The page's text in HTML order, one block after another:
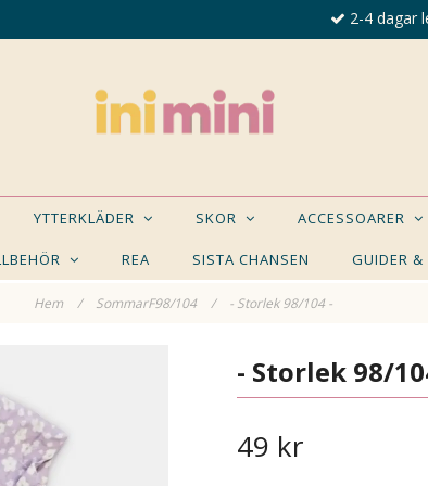
2-4 dagar
YTTERKLÄDER SKOR ACCESSOARER
REA SISTA CHANSEN GUIDER &
Hem / SommarF98/104 / - Storlek 98/104 -
AV DESSA PRODUKTER KAN- Storlek 98/
49 kr